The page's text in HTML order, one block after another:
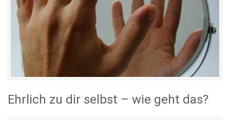
Ehrlich zu dir selbst – wie geht das?